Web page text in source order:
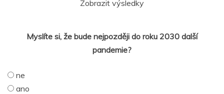
Zobrazit výsledky
Myslíte si, že bude nejpozději do roku 2030 další
pandemie?
ne
ano